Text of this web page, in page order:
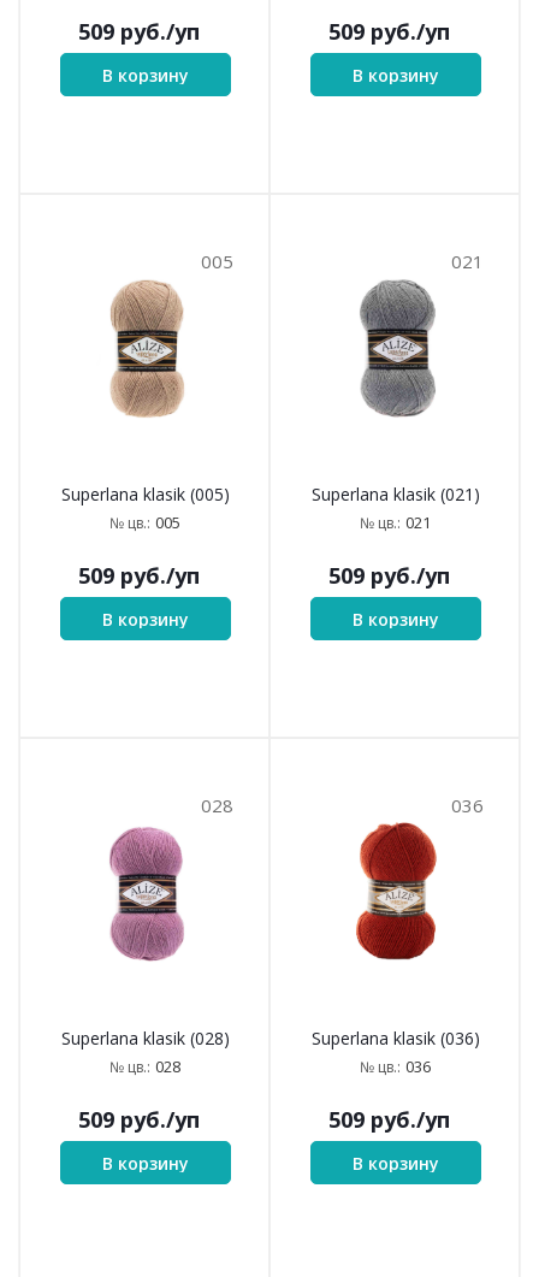
509 руб./уп
В корзину
509 руб./уп
В корзину
005
Superlana klasik (005)
№ цв.: 005
509 руб./уп
В корзину
021
Superlana klasik (021)
№ цв.: 021
509 руб./уп
В корзину
028
Superlana klasik (028)
№ цв.: 028
509 руб./уп
В корзину
036
Superlana klasik (036)
№ цв.: 036
509 руб./уп
В корзину